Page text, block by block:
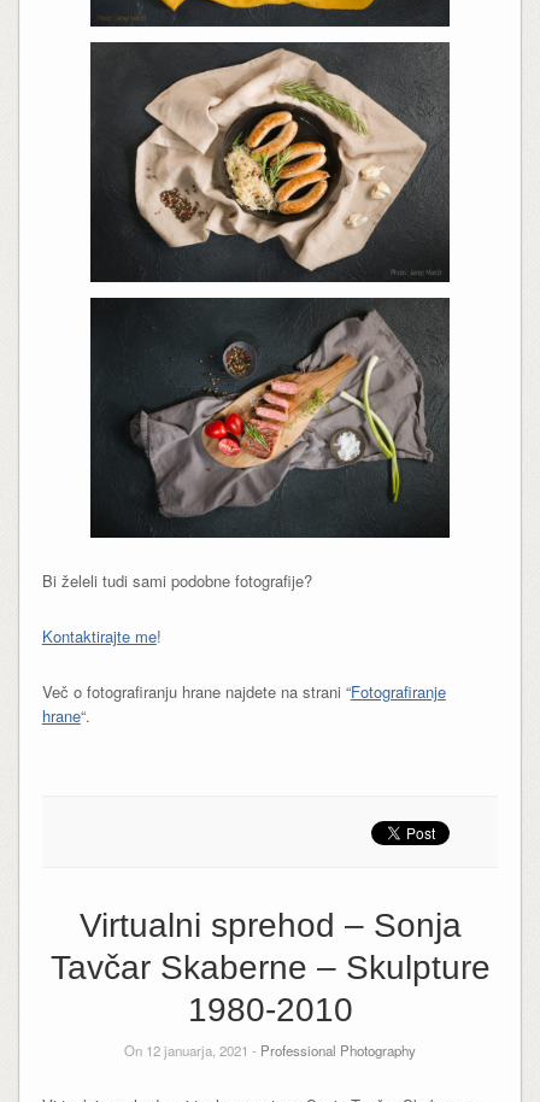
Bi želeli tudi sami podobne fotografije?
Kontaktirajte me!
Več o fotografiranju hrane najdete na strani “Fotografiranje
hrane“.
Virtualni sprehod – Sonja
Tavčar Skaberne – Skulpture
1980-2010
On 12 januarja, 2021 - Professional Photography